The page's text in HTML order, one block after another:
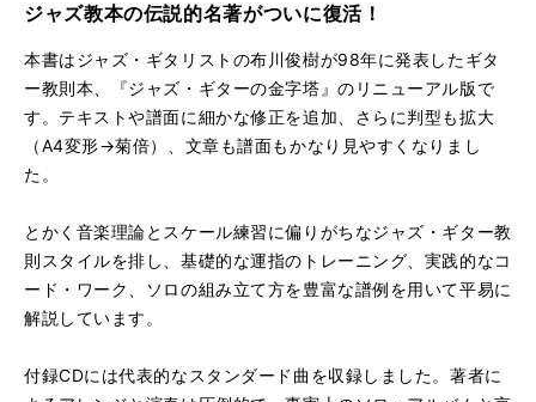
ジャズ教本の伝説的名著がついに復活！
本書はジャズ・ギタリストの布川俊樹が98年に発表したギタ
ー教則本、『ジャズ・ギターの金字塔』のリニューアル版で
す。テキストや譜面に細かな修正を追加、さらに判型も拡大
（A4変形→菊倍）、文章も譜面もかなり見やすくなりまし
た。
とかく音楽理論とスケール練習に偏りがちなジャズ・ギター教
則スタイルを排し、基礎的な運指のトレーニング、実践的なコ
ード・ワーク、ソロの組み立て方を豊富な譜例を用いて平易に
解説しています。
付録CDには代表的なスタンダード曲を収録しました。著者に